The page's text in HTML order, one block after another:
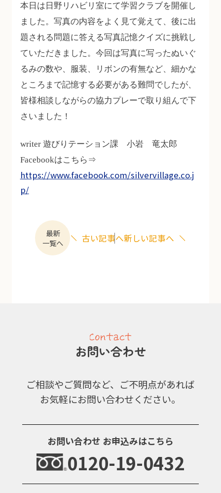
本日は日野リハビリ室にて学習クラブを開催し
ました。写真の内容をよく見て覚えて、後に出
題される問題に答える写真記憶クイズに挑戦し
ていただきました。今回は写真に写ったぬいぐ
るみの数や、服装、リボンの有無など、細かな
ところまで記憶する必要がある難問でしたが、
皆様相談しながらの協力プレーで取り組んで下
さいました！
writer 遊びりテーション課 小岩 竜太郎
Facebookはこちら⇒
https://www.facebook.com/silvervillage.co.j
p/
最新
一覧へ
古い記事へ新しい記事へ
お問い合わせ
ご相談やご質問など、ご不明点があれば
お気軽にお問い合わせください。
お問い合わせ お申込みはこちら
0120-19-0432